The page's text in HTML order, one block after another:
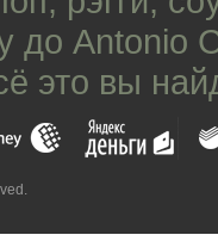
до Antonio
это вы